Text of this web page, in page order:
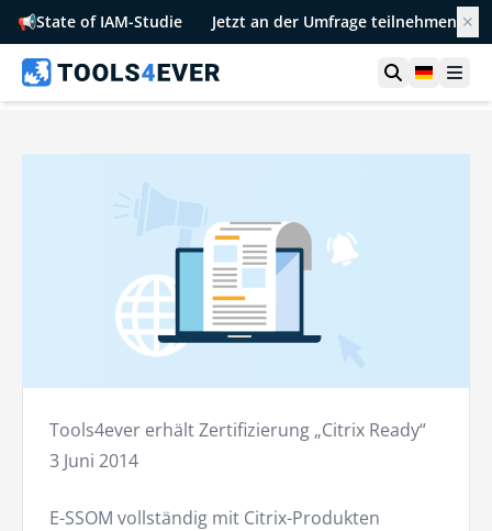
📢State of IAM-Studie Jetzt an der Umfrage teilnehmen ✕
Suche
Tools4ever erhält Zertifizierung „Citrix Ready“
3 Juni 2014
E-SSOM vollständig mit Citrix-Produkten